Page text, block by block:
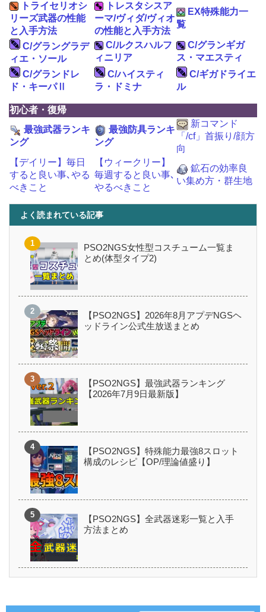
トライセリオシ
リーズ武器の性能
と入手方法
トレスタシスア
ーマ/ヴィダ/ヴィオ
の性能と入手方法
EX特殊能力一
覧
C/グラングラデ
ィエ・ソール
C/ルクスハルフ
ィニリア
C/グランギガ
ス・マエスティ
C/グランドレ
ド・キーパⅡ
C/ハイスティ
ラ・ドミナ
C/ギガドライエ
ル
初心者・復帰
最強武器ランキ
ング
最強防具ランキ
ング
新コマンド
「/cf」首振り/顔方
向
【デイリー】毎日
すると良い事､やる
べきこと
【ウィークリー】
毎週すると良い事､
やるべきこと
鉱石の効率良
い集め方・群生地
よく読まれている記事
PSO2NGS女性型コスチューム一覧ま
とめ(体型タイプ2)
【PSO2NGS】2026年8月アプデNGSヘ
ッドライン公式生放送まとめ
【PSO2NGS】最強武器ランキング
【2026年7月9日最新版】
【PSO2NGS】特殊能力最強8スロット
構成のレシピ【OP/理論値盛り】
【PSO2NGS】全武器迷彩一覧と入手
方法まとめ